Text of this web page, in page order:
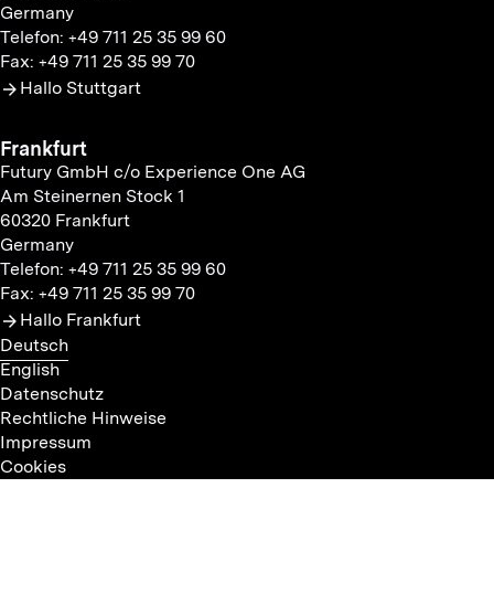
Germany
Telefon: +49 711 25 35 99 60
Fax: +49 711 25 35 99 70
Hallo Stuttgart
Frankfurt
Futury GmbH c/o Experience One AG
Am Steinernen Stock 1
60320 Frankfurt
Germany
Telefon: +49 711 25 35 99 60
Fax: +49 711 25 35 99 70
Hallo Frankfurt
Deutsch
English
Datenschutz
Rechtliche Hinweise
Impressum
Cookies